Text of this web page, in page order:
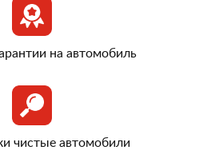
на автомобиль
чистые автомобили